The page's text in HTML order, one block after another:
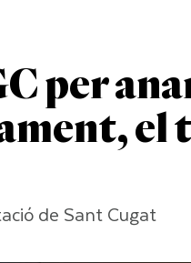
per
el
de Sant Cugat